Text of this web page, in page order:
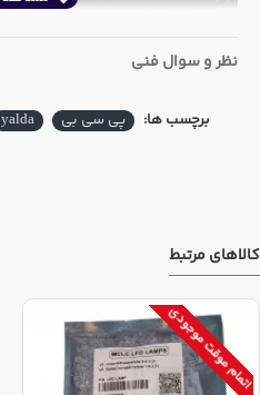
نظر و سوال فنی
برچسب ها: پی سی بی yalda
کالاهای مرتبط
اتمام موقت موجودی